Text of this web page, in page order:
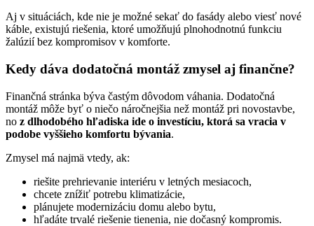
Aj v situáciách, kde nie je možné sekať do fasády alebo viesť nové
káble, existujú riešenia, ktoré umožňujú plnohodnotnú funkciu
žalúzií bez kompromisov v komforte.
Kedy dáva dodatočná montáž zmysel aj finančne?
Finančná stránka býva častým dôvodom váhania. Dodatočná
montáž môže byť o niečo náročnejšia než montáž pri novostavbe,
no z dlhodobého hľadiska ide o investíciu, ktorá sa vracia v
podobe vyššieho komfortu bývania.
Zmysel má najmä vtedy, ak:
riešite prehrievanie interiéru v letných mesiacoch,
chcete znížiť potrebu klimatizácie,
plánujete modernizáciu domu alebo bytu,
hľadáte trvalé riešenie tienenia, nie dočasný kompromis.